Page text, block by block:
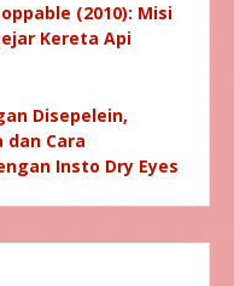
(2010): Misi
Kereta Api
Disepelein,
dan Cara
Insto Dry Eyes